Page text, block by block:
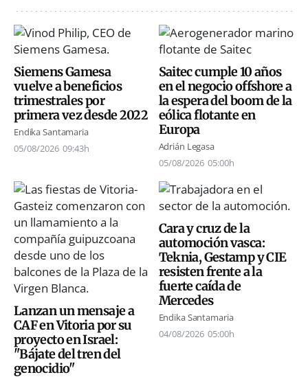
Siemens Gamesa
vuelve a beneficios
trimestrales por
primera vez desde 2022
Endika Santamaria
05/08/2026 09:43h
Saitec cumple 10 años
en el negocio offshore a
la espera del boom de la
eólica flotante en
Europa
Adrián Legasa
05/08/2026 05:00h
Lanzan un mensaje a
CAF en Vitoria por su
proyecto en Israel:
"Bájate del tren del
genocidio"
Cara y cruz de la
automoción vasca:
Teknia, Gestamp y CIE
resisten frente a la
fuerte caída de
Mercedes
Endika Santamaria
04/08/2026 05:00h